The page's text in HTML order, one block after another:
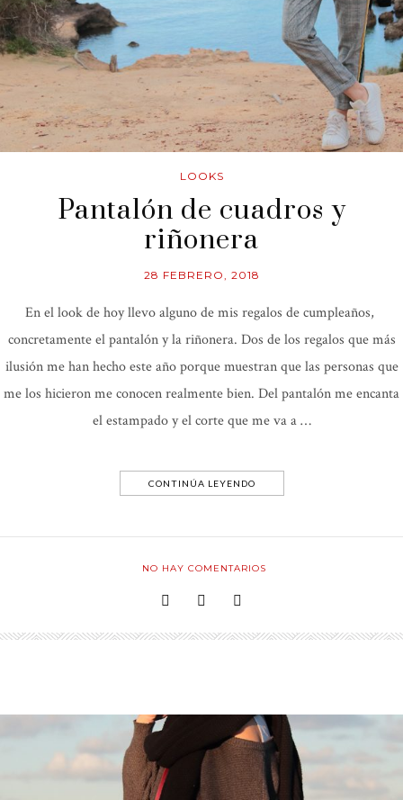
LOOKS
Pantalón de cuadros y
riñonera
28 FEBRERO, 2018
En el look de hoy llevo alguno de mis regalos de cumpleaños,
concretamente el pantalón y la riñonera. Dos de los regalos que más
ilusión me han hecho este año porque muestran que las personas que
me los hicieron me conocen realmente bien. Del pantalón me encanta
el estampado y el corte que me va a …
CONTINÚA LEYENDO
NO HAY COMENTARIOS